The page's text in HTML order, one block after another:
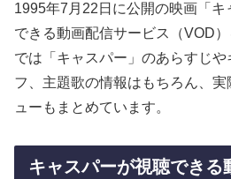
1995年7月22日に公開の映画「
できる動画配信サービス（VOD
では「キャスパー」のあらすじ
フ、主題歌の情報はもちろん、
ューもまとめています。
キャスパーが視聴できる